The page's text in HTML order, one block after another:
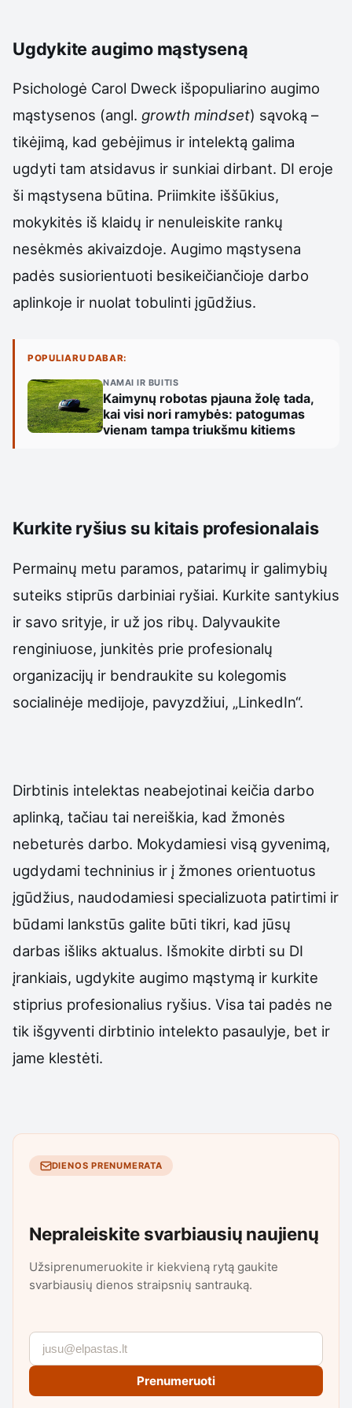
Ugdykite augimo mąstyseną
Psichologė Carol Dweck išpopuliarino augimo
mąstysenos (angl. growth mindset) sąvoką –
tikėjimą, kad gebėjimus ir intelektą galima
ugdyti tam atsidavus ir sunkiai dirbant. DI eroje
ši mąstysena būtina. Priimkite iššūkius,
mokykitės iš klaidų ir nenuleiskite rankų
nesėkmės akivaizdoje. Augimo mąstysena
padės susiorientuoti besikeičiančioje darbo
aplinkoje ir nuolat tobulinti įgūdžius.
POPULIARU DABAR:
NAMAI IR BUITIS
Kaimynų robotas pjauna žolę tada,
kai visi nori ramybės: patogumas
vienam tampa triukšmu kitiems
Kurkite ryšius su kitais profesionalais
Permainų metu paramos, patarimų ir galimybių
suteiks stiprūs darbiniai ryšiai. Kurkite santykius
ir savo srityje, ir už jos ribų. Dalyvaukite
renginiuose, junkitės prie profesionalų
organizacijų ir bendraukite su kolegomis
socialinėje medijoje, pavyzdžiui, „LinkedIn“.
Dirbtinis intelektas neabejotinai keičia darbo
aplinką, tačiau tai nereiškia, kad žmonės
nebeturės darbo. Mokydamiesi visą gyvenimą,
ugdydami techninius ir į žmones orientuotus
įgūdžius, naudodamiesi specializuota patirtimi ir
būdami lankstūs galite būti tikri, kad jūsų
darbas išliks aktualus. Išmokite dirbti su DI
įrankiais, ugdykite augimo mąstymą ir kurkite
stiprius profesionalius ryšius. Visa tai padės ne
tik išgyventi dirbtinio intelekto pasaulyje, bet ir
jame klestėti.
DIENOS PRENUMERATA
Nepraleiskite svarbiausių naujienų
Užsiprenumeruokite ir kiekvieną rytą gaukite
svarbiausių dienos straipsnių santrauką.
Prenumeruoti